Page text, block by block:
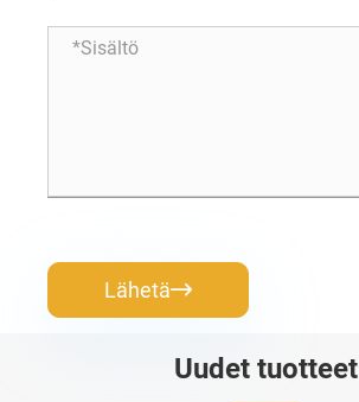
Lähetä
Uudet tuotteet